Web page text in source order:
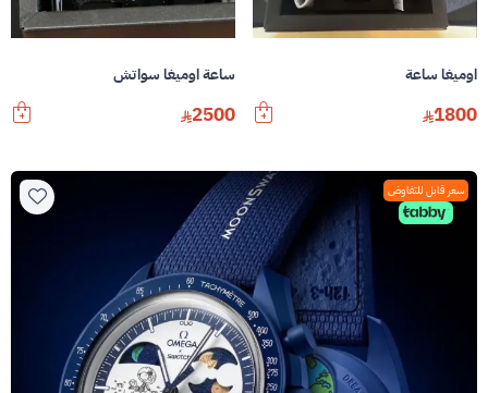
اوميغا ساعة
1800
ساعة اوميغا سواتش
2500
سعر قابل للتفاوض